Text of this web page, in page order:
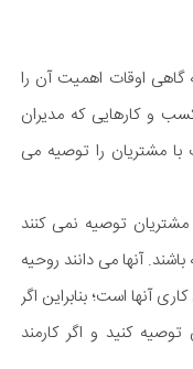
گاهی اوقات اهمیت آن را
و کارهایی که مدیران
با مشتریان را توصیه می
توصیه نمی کنند
آنها می دانند روحیه
آنها است؛ بنابراین اگر
کنید و اگر کارمند